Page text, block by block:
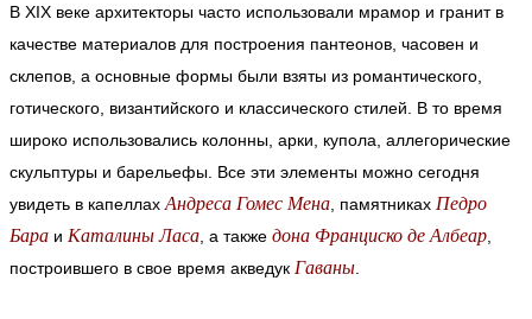
В XIX веке архитекторы часто использовали мрамор и гранит в
качестве материалов для построения пантеонов, часовен и
склепов, а основные формы были взяты из романтического,
готического, византийского и классического стилей. В то время
широко использовались колонны, арки, купола, аллегорические
скульптуры и барельефы. Все эти элементы можно сегодня
увидеть в капеллах Андреса Гомес Мена , памятниках Педро
Бара и Каталины Ласа , а также дона Франциско де Албеар
построившего в свое время акведук Гаваны